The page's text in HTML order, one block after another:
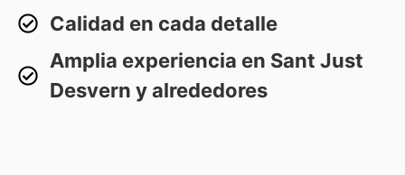
Calidad en cada detalle
Amplia experiencia en Sant Just
Desvern y alrededores